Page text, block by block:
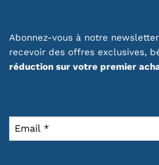
Abonnez-vous à notre
recevoir des offres exclusives,
réduction sur votre premier